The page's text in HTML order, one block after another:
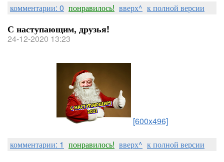
комментарии: 0 понравилось! вверх^ к полной версии
С наступающим, друзья!
24-12-2020 13:23
[600x496]
комментарии: 1 понравилось! вверх^ к полной версии